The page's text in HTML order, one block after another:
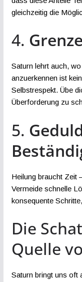
gleichzeitig die
4.
Saturn lehrt auch,
anzuerkennen ist
Selbstrespekt. Übe
Überforderung zu
5.
Heilung braucht Zeit
Vermeide schnelle
konsequente
Die
Quelle
Saturn bringt uns oft